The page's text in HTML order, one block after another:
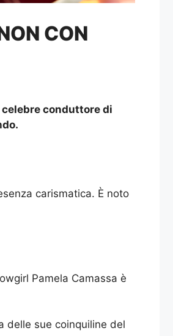
CON
conduttore di
carismatica. È noto
Pamela Camassa è
delle sue coinquiline del